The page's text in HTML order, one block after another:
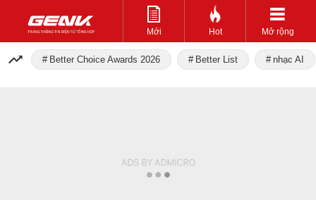
Mới Hot Mở rộng
Better Choice Awards 2026 Better List nhạc AI